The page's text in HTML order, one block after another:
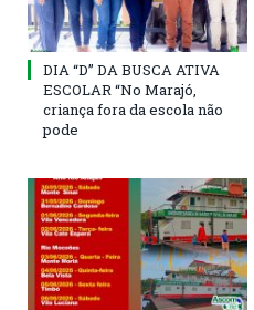
DIA “D” DA BUSCA ATIVA
ESCOLAR “No Marajó,
criança fora da escola não
pode